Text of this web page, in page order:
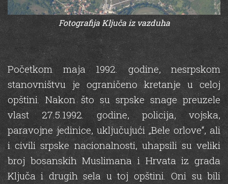
Fotografija Ključa iz vazduha
Početkom maja 1992. godine, nesrpskom
stanovništvu je ograničeno kretanje u celoj
opštini. Nakon što su srpske snage preuzele
vlast 27.5.1992. godine, policija, vojska,
paravojne jedinice, uključujući „Bele orlove“, ali
i civili srpske nacionalnosti, uhapsili su veliki
broj bosanskih Muslimana i Hrvata iz grada
Ključa i drugih sela u toj opštini. Oni su bili